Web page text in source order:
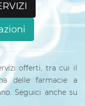
offerti, tra cui il
delle farmacie a
Seguici anche su